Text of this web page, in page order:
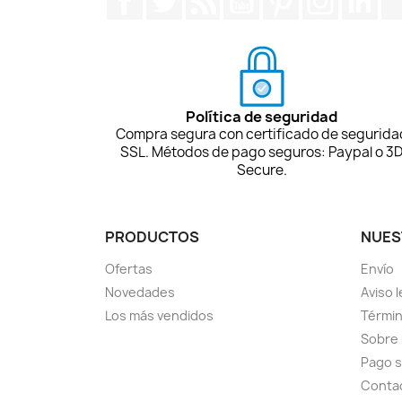
Política de seguridad
Compra segura con certificado de
SSL. Métodos de pago seguros: Paypal o 3D
Secure.
PRODUCTOS
Ofertas
Novedades
Los más vendidos
Envío
Aviso
Pago